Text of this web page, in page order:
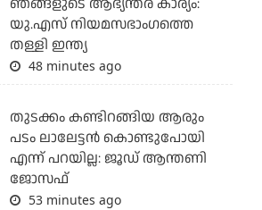
യു.എസ് നിയമസഭാംഗത്തെ
തള്ളി ഇന്ത്യ
48 minutes ago
തുടക്കം കണ്ടിറങ്ങിയ ആരും
പടം ലാലേട്ടൻ കൊണ്ടുപോയി
എന്ന് പറയില്ല: ജൂഡ് ആന്തണി
ജോസഫ്
53 minutes ago